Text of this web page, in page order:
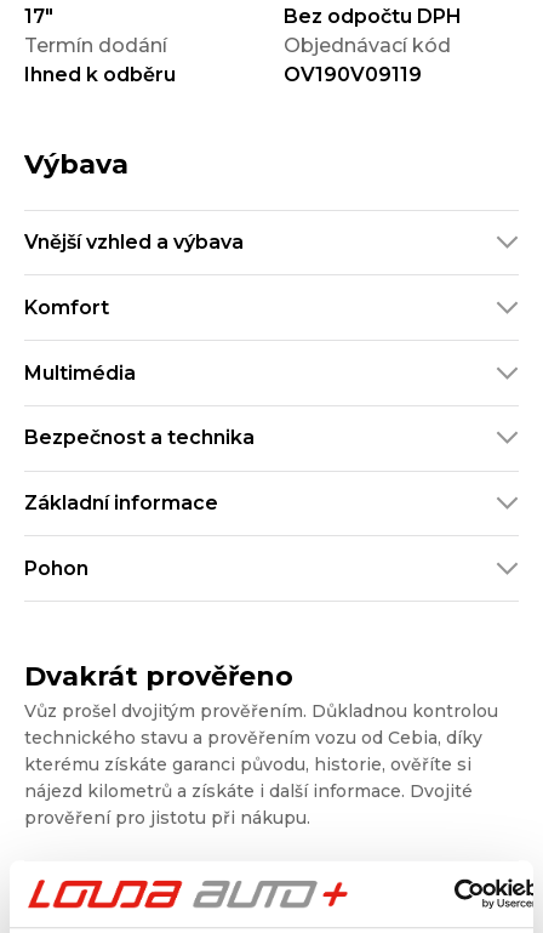
17"
Bez odpočtu DPH
Termín dodání
Ihned k odběru
Objednávací kód
OV190V09119
Výbava
Vnější vzhled a výbava
Komfort
Multimédia
Bezpečnost a technika
Základní informace
Pohon
Dvakrát prověřeno
Vůz prošel dvojitým prověřením. Důkladnou kontrolou
technického stavu a prověřením vozu od Cebia, díky
kterému získáte garanci původu, historie, ověříte si
nájezd kilometrů a získáte i další informace. Dvojité
prověření pro jistotu při nákupu.
Kontrola technického stavu